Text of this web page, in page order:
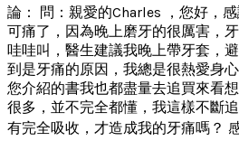
論： 問：親愛的Charles ，您好，
可痛了，因為晚上磨牙的很厲害，
哇哇叫，醫生建議我晚上帶牙套，
到是牙痛的原因，我總是很熱愛身
您介紹的書我也都盡量去追買來看
很多，並不完全都懂，我這樣不斷
有完全吸收，才造成我的牙痛嗎？